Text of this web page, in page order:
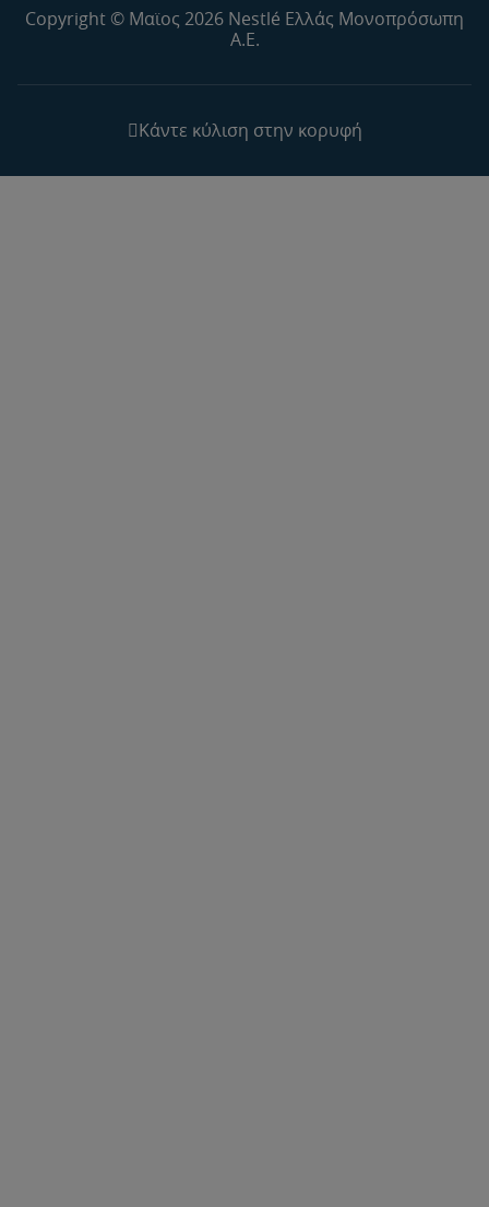
Copyright © Μαϊος 2026 Nestlé Ελλάς Μονοπρόσωπη
Α.Ε.
Κάντε κύλιση στην κορυφή